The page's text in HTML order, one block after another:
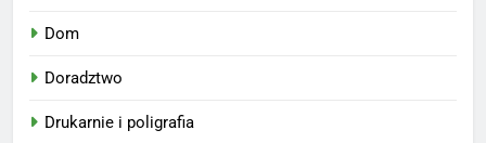
Dom
Doradztwo
Drukarnie i poligrafia